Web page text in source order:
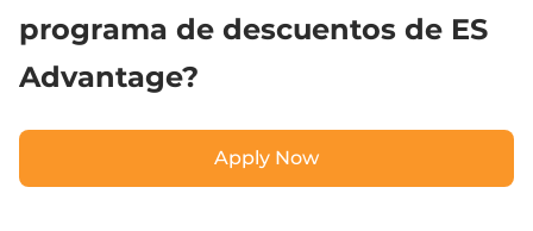
programa de descuentos de ES
Advantage?
Apply Now